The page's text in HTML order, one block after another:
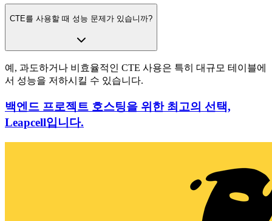
CTE를 사용할 때 성능 문제가 있습니까?
예, 과도하거나 비효율적인 CTE 사용은 특히 대규모 테이블에
서 성능을 저하시킬 수 있습니다.
백엔드 프로젝트 호스팅을 위한 최고의 선택,
Leapcell입니다.